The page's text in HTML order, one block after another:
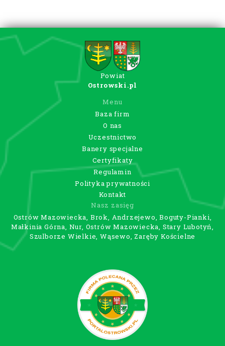
Powiat
Ostrowski.pl
Menu
Baza firm
O nas
Uczestnictwo
Banery specjalne
Certyfikaty
Regulamin
Polityka prywatności
Kontakt
Nasz zasięg
Ostrów Mazowiecka, Brok, Andrzejewo, Boguty-Pianki,
Małkinia Górna, Nur, Ostrów Mazowiecka, Stary Lubotyń,
Szulborze Wielkie, Wąsewo, Zaręby Kościelne